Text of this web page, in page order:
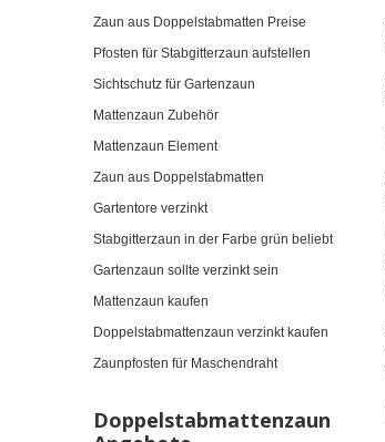
Zaun aus Doppelstabmatten Preise
Pfosten für Stabgitterzaun aufstellen
Sichtschutz für Gartenzaun
Mattenzaun Zubehör
Mattenzaun Element
Zaun aus Doppelstabmatten
Gartentore verzinkt
Stabgitterzaun in der Farbe grün beliebt
Gartenzaun sollte verzinkt sein
Mattenzaun kaufen
Doppelstabmattenzaun verzinkt kaufen
Zaunpfosten für Maschendraht
Doppelstabmattenzaun